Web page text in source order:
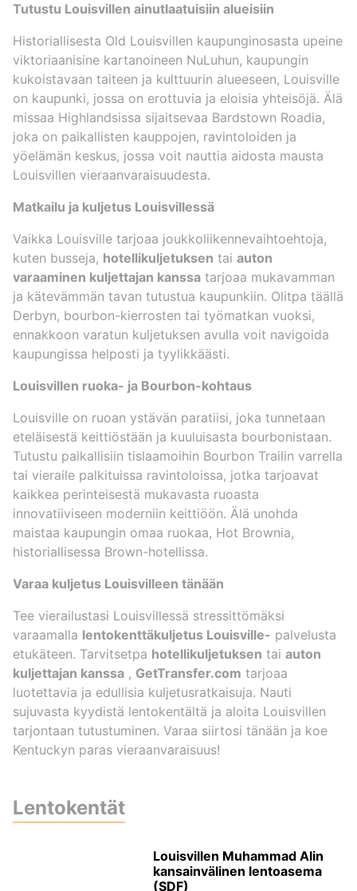
Tutustu Louisvillen ainutlaatuisiin alueisiin
Historiallisesta Old Louisvillen kaupunginosasta upeine
viktoriaanisine kartanoineen NuLuhun, kaupungin
kukoistavaan taiteen ja kulttuurin alueeseen, Louisville
on kaupunki, jossa on erottuvia ja eloisia yhteisöjä. Älä
missaa Highlandsissa sijaitsevaa Bardstown Roadia,
joka on paikallisten kauppojen, ravintoloiden ja
yöelämän keskus, jossa voit nauttia aidosta mausta
Louisvillen vieraanvaraisuudesta.
Matkailu ja kuljetus Louisvillessä
Vaikka Louisville tarjoaa joukkoliikennevaihtoehtoja,
kuten busseja, hotellikuljetuksen tai auton
varaaminen kuljettajan kanssa tarjoaa mukavamman
ja kätevämmän tavan tutustua kaupunkiin. Olitpa täällä
Derbyn, bourbon-kierrosten tai työmatkan vuoksi,
ennakkoon varatun kuljetuksen avulla voit navigoida
kaupungissa helposti ja tyylikkäästi.
Louisvillen ruoka- ja Bourbon-kohtaus
Louisville on ruoan ystävän paratiisi, joka tunnetaan
eteläisestä keittiöstään ja kuuluisasta bourbonistaan.
Tutustu paikallisiin tislaamoihin Bourbon Trailin varrella
tai vieraile palkituissa ravintoloissa, jotka tarjoavat
kaikkea perinteisestä mukavasta ruoasta
innovatiiviseen moderniin keittiöön. Älä unohda
maistaa kaupungin omaa ruokaa, Hot Brownia,
historiallisessa Brown-hotellissa.
Varaa kuljetus Louisvilleen tänään
Tee vierailustasi Louisvillessä stressittömäksi
varaamalla lentokenttäkuljetus Louisville- palvelusta
etukäteen. Tarvitsetpa hotellikuljetuksen tai auton
kuljettajan kanssa , GetTransfer.com tarjoaa
luotettavia ja edullisia kuljetusratkaisuja. Nauti
sujuvasta kyydistä lentokentältä ja aloita Louisvillen
tarjontaan tutustuminen. Varaa siirtosi tänään ja koe
Kentuckyn paras vieraanvaraisuus!
Lentokentät
Louisvillen Muhammad Alin
kansainvälinen lentoasema
(SDF)